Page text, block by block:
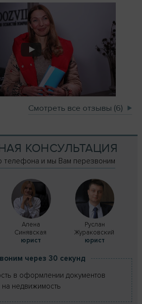
Смотреть все отзывы (6)
КОНСУЛЬТАЦИЯ
телефона и мы Вам перезвоним
Алена
Синявская
юрист
Руслан
Жураковский
юрист
через 30 секунд
в оформлении документов
на недвижимость